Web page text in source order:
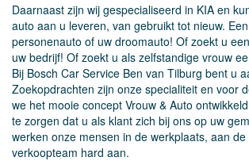
Daarnaast zijn wij gespecialiseerd in KIA en
auto aan u leveren, van gebruikt tot nieuw.
personenauto of uw droomauto! Of zoekt u
uw bedrijf! Of zoekt u als zelfstandige vrouw
Bij Bosch Car Service Ben van Tilburg bent u
Zoekopdrachten zijn onze specialiteit en voor
we het mooie concept Vrouw & Auto
te zorgen dat u als klant zich bij ons op uw
werken onze mensen in de werkplaats, aan
verkoopteam hard aan.